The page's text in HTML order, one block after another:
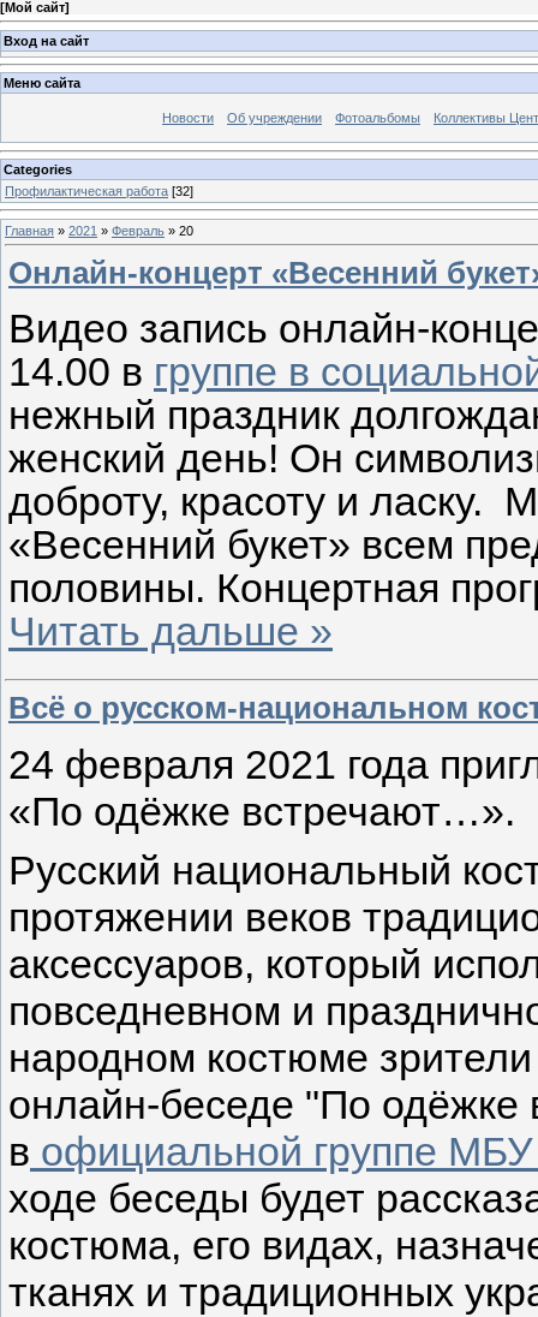
[Мой сайт]
Вход на сайт
Меню сайта
Новости Об учреждении Фотоальбомы Коллективы
Categories
Профилактическая работа [32]
Главная » 2021 » Февраль » 20
Онлайн-концерт «Весенний
Видео запись онлайн-
14.00 в группе в
нежный праздник
женский день! Он
доброту, красоту и ласку.
«Весенний букет» всем
половины. Концертная
Читать дальше »
Всё о русском-национальном
24 февраля 2021 года
«По одёжке встречают…».
Русский национальный
протяжении веков
аксессуаров, который
повседневном и
народном костюме зрители
онлайн-беседе "По одёжке
в официальной группе
ходе беседы будет
костюма, его видах,
тканях и традиционных